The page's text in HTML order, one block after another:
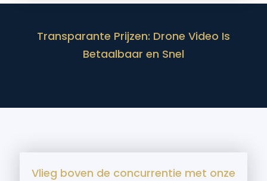
Transparante Prijzen: Drone Video Is
Betaalbaar en Snel
Vlieg boven de concurrentie met onze